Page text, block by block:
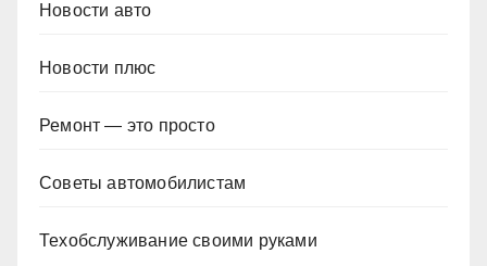
Новости авто
Новости плюс
Ремонт — это просто
Советы автомобилистам
Техобслуживание своими руками